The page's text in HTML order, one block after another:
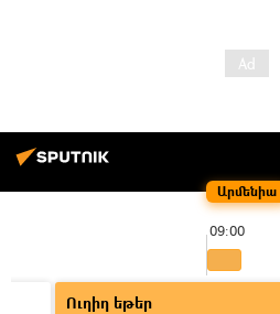
Արմենիա
09:00
Ուղիղ եթեր